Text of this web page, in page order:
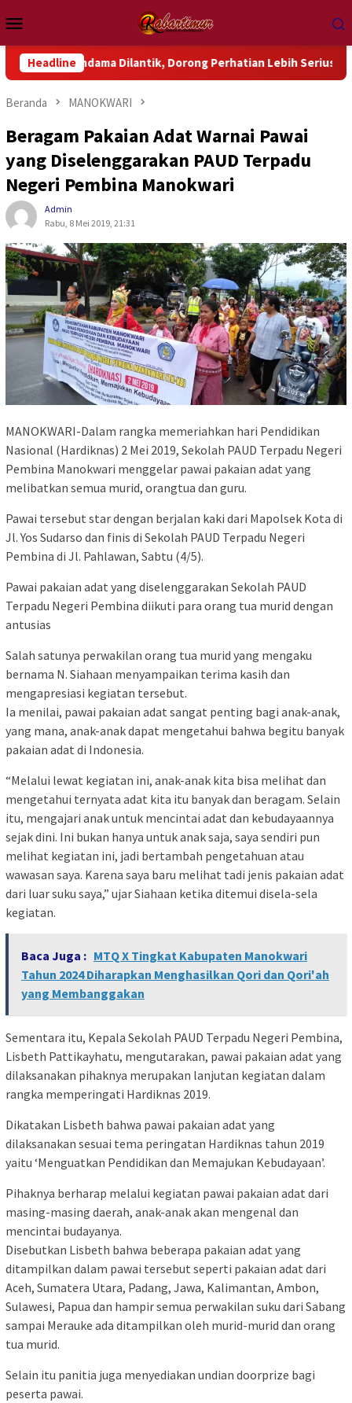
ke
kontenMobile
HeadlineDilantik, Dorong Perhatian Lebih Serius Terhadap Isu
Beranda MANOKWARI
Beragam Pakaian Adat Warnai Pawai
yang Diselenggarakan PAUD Terpadu
Negeri Pembina Manokwari
Admin
Rabu, 8 Mei 2019, 21:31
MANOKWARI-Dalam rangka memeriahkan hari Pendidikan
Nasional (Hardiknas) 2 Mei 2019, Sekolah PAUD Terpadu Negeri
Pembina Manokwari menggelar pawai pakaian adat yang
melibatkan semua murid, orangtua dan guru.
Pawai tersebut star dengan berjalan kaki dari Mapolsek Kota di
Jl. Yos Sudarso dan finis di Sekolah PAUD Terpadu Negeri
Pembina di Jl. Pahlawan, Sabtu (4/5).
Pawai pakaian adat yang diselenggarakan Sekolah PAUD
Terpadu Negeri Pembina diikuti para orang tua murid dengan
antusias
Salah satunya perwakilan orang tua murid yang mengaku
bernama N. Siahaan menyampaikan terima kasih dan
mengapresiasi kegiatan tersebut.
Ia menilai, pawai pakaian adat sangat penting bagi anak-anak,
yang mana, anak-anak dapat mengetahui bahwa begitu banyak
pakaian adat di Indonesia.
“Melalui lewat kegiatan ini, anak-anak kita bisa melihat dan
mengetahui ternyata adat kita itu banyak dan beragam. Selain
itu, mengajari anak untuk mencintai adat dan kebudayaannya
sejak dini. Ini bukan hanya untuk anak saja, saya sendiri pun
melihat kegiatan ini, jadi bertambah pengetahuan atau
wawasan saya. Karena saya baru melihat tadi jenis pakaian adat
dari luar suku saya,” ujar Siahaan ketika ditemui disela-sela
kegiatan.
Baca Juga : MTQ X Tingkat Kabupaten Manokwari
Tahun 2024 Diharapkan Menghasilkan Qori dan Qori'ah
yang Membanggakan
Sementara itu, Kepala Sekolah PAUD Terpadu Negeri Pembina,
Lisbeth Pattikayhatu, mengutarakan, pawai pakaian adat yang
dilaksanakan pihaknya merupakan lanjutan kegiatan dalam
rangka memperingati Hardiknas 2019.
Dikatakan Lisbeth bahwa pawai pakaian adat yang
dilaksanakan sesuai tema peringatan Hardiknas tahun 2019
yaitu ‘Menguatkan Pendidikan dan Memajukan Kebudayaan’.
Pihaknya berharap melalui kegiatan pawai pakaian adat dari
masing-masing daerah, anak-anak akan mengenal dan
mencintai budayanya.
Disebutkan Lisbeth bahwa beberapa pakaian adat yang
ditampilkan dalam pawai tersebut seperti pakaian adat dari
Aceh, Sumatera Utara, Padang, Jawa, Kalimantan, Ambon,
Sulawesi, Papua dan hampir semua perwakilan suku dari Sabang
sampai Merauke ada ditampilkan oleh murid-murid dan orang
tua murid.
Selain itu panitia juga menyediakan undian doorprize bagi
peserta pawai.